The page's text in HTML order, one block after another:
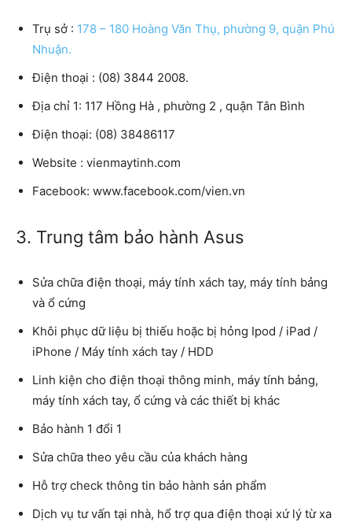
Trụ sở : 178 – 180 Hoàng Văn Thụ, phường 9, quận Phú
Nhuận.
Điện thoại : (08) 3844 2008.
Địa chỉ 1: 117 Hồng Hà , phường 2 , quận Tân Bình
Điện thoại: (08) 38486117
Website : vienmaytinh.com
Facebook: www.facebook.com/vien.vn
3. Trung tâm bảo hành Asus
Sửa chữa điện thoại, máy tính xách tay, máy tính bảng
và ổ cứng
Khôi phục dữ liệu bị thiếu hoặc bị hỏng Ipod / iPad /
iPhone / Máy tính xách tay / HDD
Linh kiện cho điện thoại thông minh, máy tính bảng,
máy tính xách tay, ổ cứng và các thiết bị khác
Bảo hành 1 đổi 1
Sửa chữa theo yêu cầu của khách hàng
Hỗ trợ check thông tin bảo hành sản phẩm
Dịch vụ tư vấn tại nhà, hổ trợ qua điện thoại xứ lý từ xa